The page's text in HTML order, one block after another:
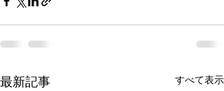
最新記事 すべて表示